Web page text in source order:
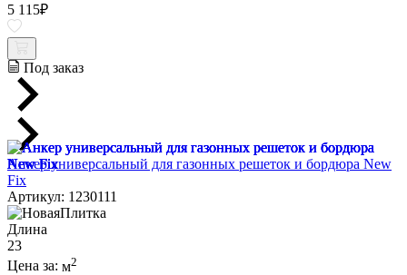
5 115₽
Под заказ
Анкер универсальный для газонных решеток и бордюра New
Fix
Артикул: 1230111
Длина
23
Цена за: м2